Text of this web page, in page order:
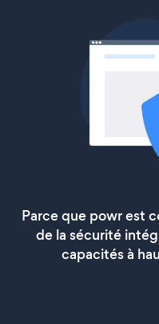
Parce que powr est
de la sécurité
capacités à